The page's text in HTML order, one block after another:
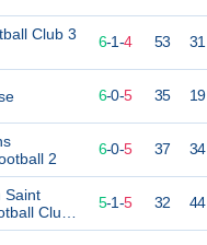
Club 3
2
Saint
Club
19 11 6-1-4 53 31
6-0-5 35 19
18 6-0-5 37 34
16 5-1-5 32 44